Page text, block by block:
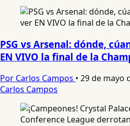
PSG vs Arsenal: dónde,
EN VIVO la final de la
Por Carlos Campos • 29 de mayo
Carlos Campos